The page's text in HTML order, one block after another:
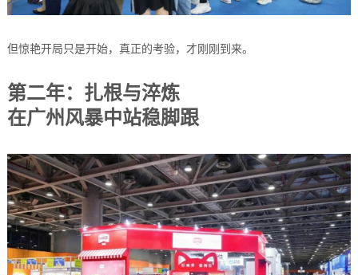
但惊艳开局只是开始，真正的考验，才刚刚到来。
第二年：扎根与淬炼
在广州风暴中站稳脚跟